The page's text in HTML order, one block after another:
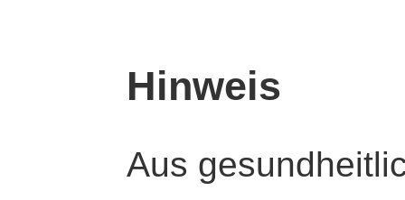
Hinweis
Aus